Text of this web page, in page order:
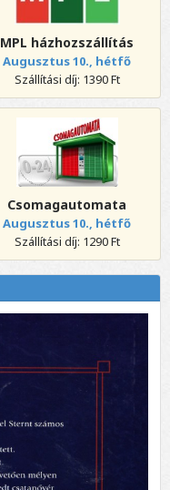
MPL házhozszállítás
Augusztus 10., hétfő
Szállítási díj: 1390 Ft
Csomagautomata
Augusztus 10., hétfő
Szállítási díj: 1290 Ft